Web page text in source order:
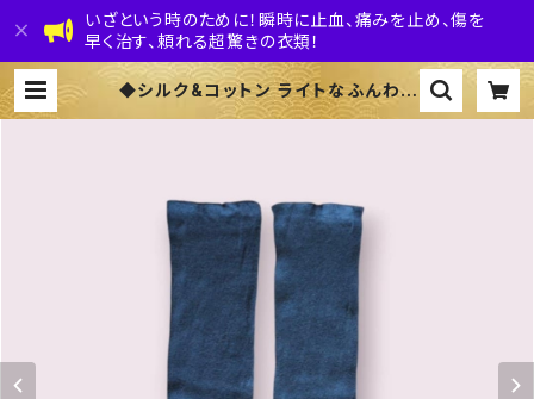
いざという時のために！瞬時に止血、痛みを止め、傷を
早く治す、頼れる超驚きの衣類！
◆シルク&コットン ライトなふんわり
アーム&レッグカバー◆ 〜100%オー